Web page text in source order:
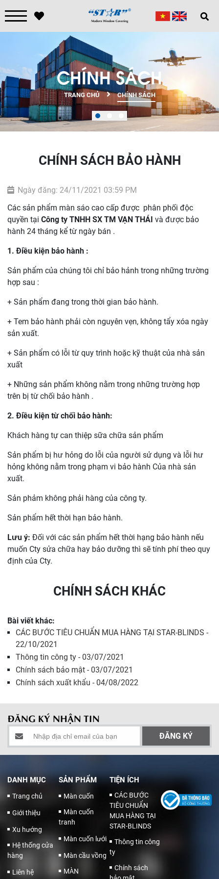
CHÍNH SÁCH
TRANG CHỦ CHÍNH SÁCH
CHÍNH SÁCH BẢO HÀNH
Ngày đăng: 24/11/2021 03:59 PM
Các sản phẩm màn sáo cao cấp được phân phối độc
quyền tại Công ty TNHH SX TM VẠN THÁI và được bảo
hành 24 tháng kể từ ngày bán .
1. Điều kiện bảo hành :
Sản phẩm của chúng tôi chỉ bảo hảnh trong những trường
hợp sau :
+ Sản phẩm đang trong thời gian bảo hành.
+ Tem bảo hành phải còn nguyên vẹn, không tẩy xóa ngày
sản xuất.
+ Sản phẩm có lỗi từ quy trình hoặc kỹ thuật của nhà sản
xuất
+ Những sản phẩm không nằm trong những trường hợp
trên bị từ chối bảo hành .
2. Điều kiện từ chối bảo hành:
Khách hàng tự can thiệp sữa chữa sản phẩm
Sản phẩm bị hư hỏng do lỗi của người sử dụng và lỗi hư
hỏng không nằm trong phạm vi bảo hành Của nhà sản
xuất.
Sản phảm không phải hàng của công ty.
Sản phẩm hết thời hạn bảo hành.
Lưu ý: Đối với các sản phẩm hết thời hạng bảo hành nếu
muốn Cty sửa chữa hay bảo dưỡng thì sẽ tính phí theo quy
định của Cty.
CHÍNH SÁCH KHÁC
Bài viết khác:
CÁC BƯỚC TIÊU CHUẨN MUA HÀNG TẠI STAR-BLINDS -
22/10/2021
Thông tin công ty - 03/07/2021
Chính sách bảo mật - 03/07/2021
Chính sách xuất khẩu - 04/08/2022
ĐĂNG KÝ NHẬN TIN
DANH MỤC
Trang chủ
Giới thiệu
Xu hướng
Hệ thống cửa
hàng
Liên hệ
SẢN PHẨM
Màn cuốn
Màn cuốn
tranh
Màn cuốn lưới
Màn cầu vồng
MÀN
TIỆN ÍCH
CÁC BƯỚC
TIÊU CHUẨN
MUA HÀNG TẠI
STAR-BLINDS
Thông tin công
ty
Chính sách